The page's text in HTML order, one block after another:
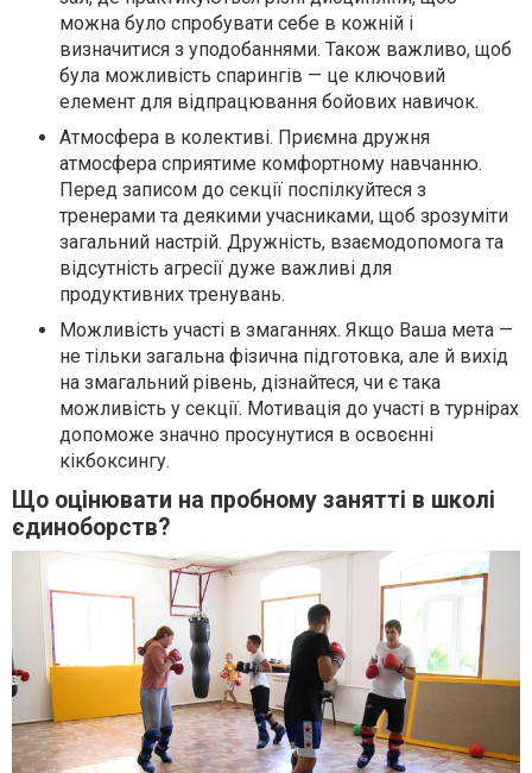
можна було спробувати себе в кожній і
визначитися з уподобаннями. Також важливо, щоб
була можливість спарингів — це ключовий
елемент для відпрацювання бойових навичок.
Атмосфера в колективі. Приємна дружня
атмосфера сприятиме комфортному навчанню.
Перед записом до секції поспілкуйтеся з
тренерами та деякими учасниками, щоб зрозуміти
загальний настрій. Дружність, взаємодопомога та
відсутність агресії дуже важливі для
продуктивних тренувань.
Можливість участі в змаганнях. Якщо Ваша мета —
не тільки загальна фізична підготовка, але й вихід
на змагальний рівень, дізнайтеся, чи є така
можливість у секції. Мотивація до участі в турнірах
допоможе значно просунутися в освоєнні
кікбоксингу.
Що оцінювати на пробному занятті в школі
єдиноборств?